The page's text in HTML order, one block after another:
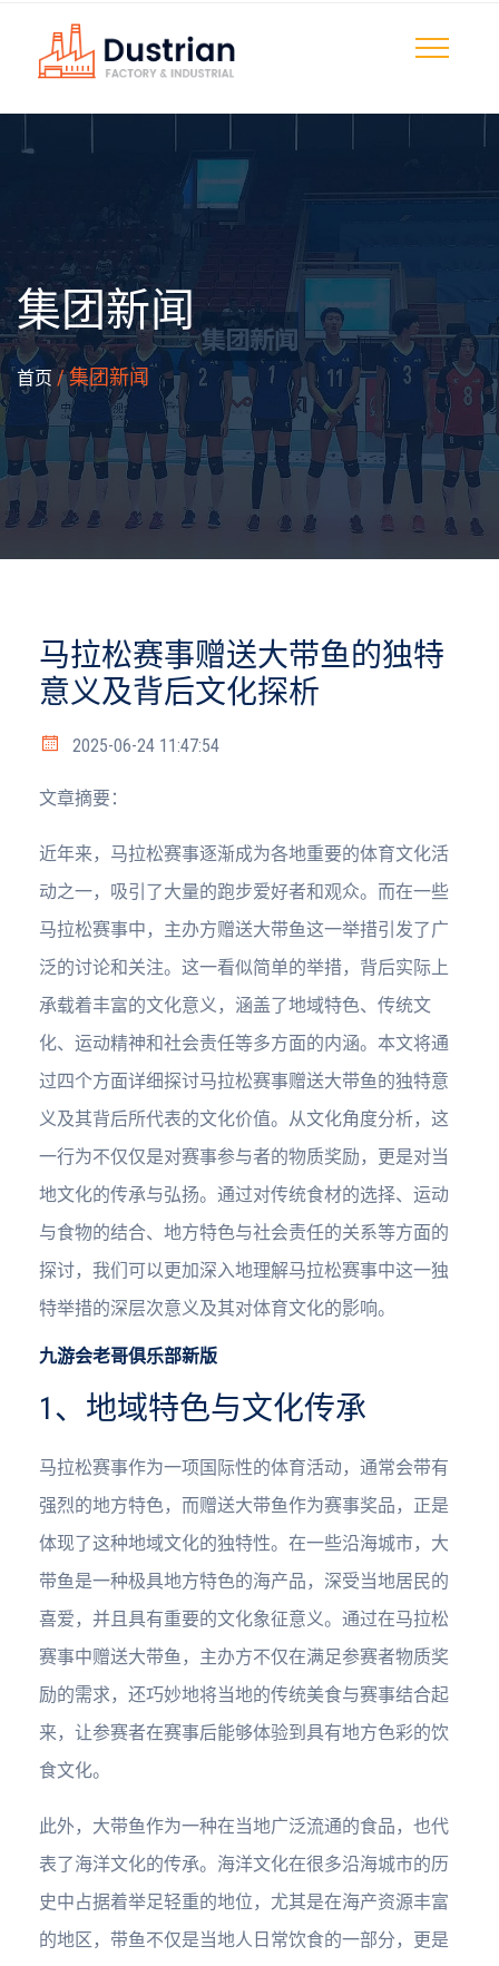
集团新闻
首页 / 集团新闻
马拉松赛事赠送大带鱼的独特
意义及背后文化探析
2025-06-24 11:47:54
文章摘要：
近年来，马拉松赛事逐渐成为各地重要的体育文化活
动之一，吸引了大量的跑步爱好者和观众。而在一些
马拉松赛事中，主办方赠送大带鱼这一举措引发了广
泛的讨论和关注。这一看似简单的举措，背后实际上
承载着丰富的文化意义，涵盖了地域特色、传统文
化、运动精神和社会责任等多方面的内涵。本文将通
过四个方面详细探讨马拉松赛事赠送大带鱼的独特意
义及其背后所代表的文化价值。从文化角度分析，这
一行为不仅仅是对赛事参与者的物质奖励，更是对当
地文化的传承与弘扬。通过对传统食材的选择、运动
与食物的结合、地方特色与社会责任的关系等方面的
探讨，我们可以更加深入地理解马拉松赛事中这一独
特举措的深层次意义及其对体育文化的影响。
九游会老哥俱乐部新版
1、地域特色与文化传承
马拉松赛事作为一项国际性的体育活动，通常会带有
强烈的地方特色，而赠送大带鱼作为赛事奖品，正是
体现了这种地域文化的独特性。在一些沿海城市，大
带鱼是一种极具地方特色的海产品，深受当地居民的
喜爱，并且具有重要的文化象征意义。通过在马拉松
赛事中赠送大带鱼，主办方不仅在满足参赛者物质奖
励的需求，还巧妙地将当地的传统美食与赛事结合起
来，让参赛者在赛事后能够体验到具有地方色彩的饮
食文化。
此外，大带鱼作为一种在当地广泛流通的食品，也代
表了海洋文化的传承。海洋文化在很多沿海城市的历
史中占据着举足轻重的地位，尤其是在海产资源丰富
的地区，带鱼不仅是当地人日常饮食的一部分，更是